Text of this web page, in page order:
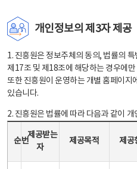
개인정보의 제3자 제공
1. 진흥원은 정보주체의 동의, 법률의
제17조 및 제18조에 해당하는 경우에
또한 진흥원이 운영하는 개별 홈페이지
있습니다.
2. 진흥원은 법률에 따라 다음과 같이
순번
제공받는
자
제공목적 제공